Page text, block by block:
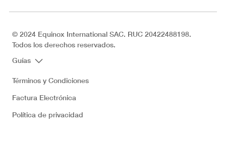
© 2024 Equinox International SAC. RUC 20422488198.
Todos los derechos reservados.
Guías
Términos y Condiciones
Factura Electrónica
Política de privacidad